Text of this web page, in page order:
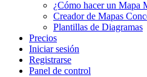
¿Cómo hacer un Mapa
Creador de Mapas
Plantillas de Diagramas
Precios
Iniciar sesión
Registrarse
Panel de control